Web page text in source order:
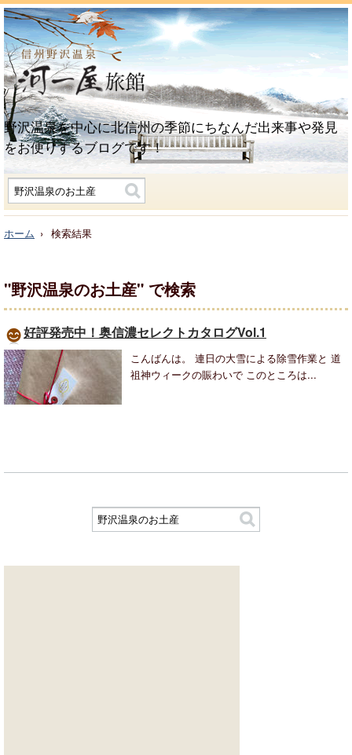
野沢温泉を中心に北信州の季節にちなんだ出来事や発見
をお便りするブログです！
ホーム 検索結果
"野沢温泉のお土産" で検索
好評発売中！奥信濃セレクトカタログVol.1
こんばんは。 連日の大雪による除雪作業と 道
祖神ウィークの賑わいで このところは...